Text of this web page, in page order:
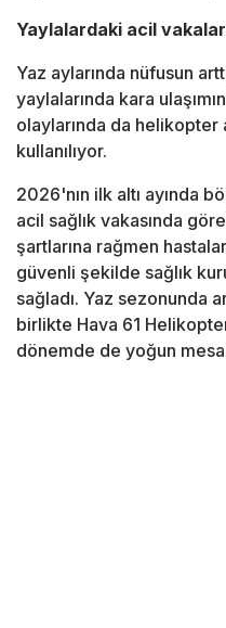
Yaylalardaki acil
Yaz aylarında nüfusun
yaylalarında kara
olaylarında da
kullanılıyor.
2026'nın ilk altı ayında
acil sağlık vakasında
şartlarına rağmen
güvenli şekilde sağlık
sağladı. Yaz sezonunda
birlikte Hava 61
dönemde de yoğun